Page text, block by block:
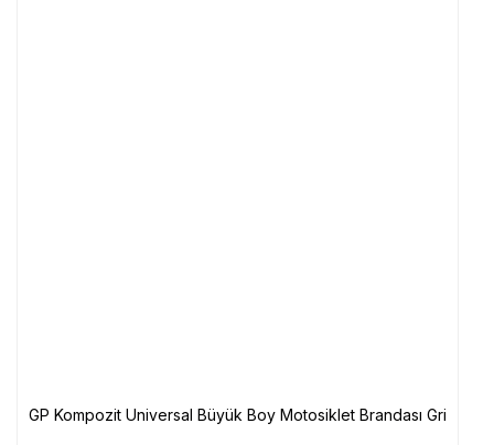
GP Kompozit Universal Büyük Boy Motosiklet Brandası Gri